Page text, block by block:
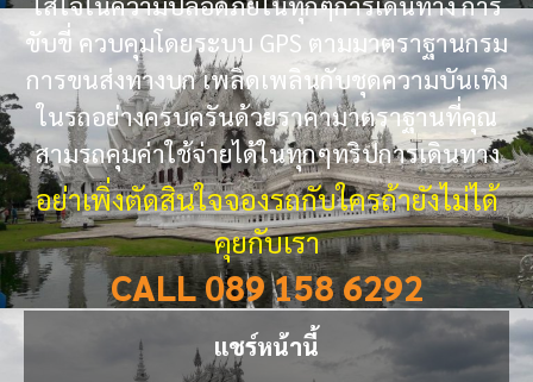
ขับขี่ ควบคุมโดยระบบ GPS ตามมาตราฐานกรม
การขนส่งทางบก เพลิดเพลินกับชุดความบันเทิง
ในรถอย่างครบครันด้วยราคามาตราฐานที่คุณ
สามรถคุมค่าใช้จ่ายได้ในทุกๆทริปการเดินทาง
อย่าเพิ่งตัดสินใจจองรถกับใครถ้ายังไม่ได้
คุยกับเรา
CALL 089 158 6292
แชร์หน้านี้